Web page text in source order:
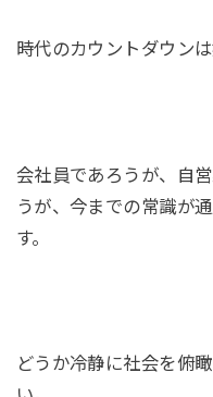
時代のカウントダウンは
会社員であろうが、自
うが、今までの常識が
す。
どうか冷静に社会を俯